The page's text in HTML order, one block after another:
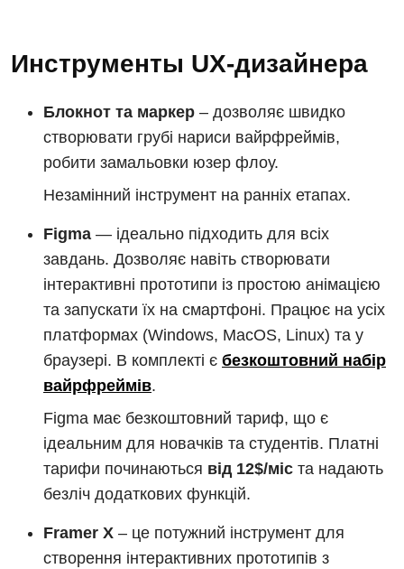
Инструменты UX-дизайнера
Блокнот та маркер – дозволяє швидко
створювати грубі нариси вайрфреймів,
робити замальовки юзер флоу.
Незамінний інструмент на ранніх етапах.
Figma — ідеально підходить для всіх
завдань. Дозволяє навіть створювати
інтерактивні прототипи із простою анімацією
та запускати їх на смартфоні. Працює на усіх
платформах (Windows, MacOS, Linux) та у
браузері. В комплекті є безкоштовний набір
вайрфреймів.
Figma має безкоштовний тариф, що є
ідеальним для новачків та студентів. Платні
тарифи починаються від 12$/міс та надають
безліч додаткових функцій.
Framer X – це потужний інструмент для
створення інтерактивних прототипів з